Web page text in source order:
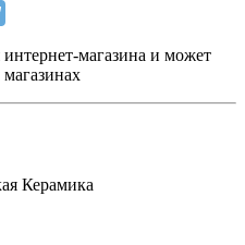
магазина и может
Керамика